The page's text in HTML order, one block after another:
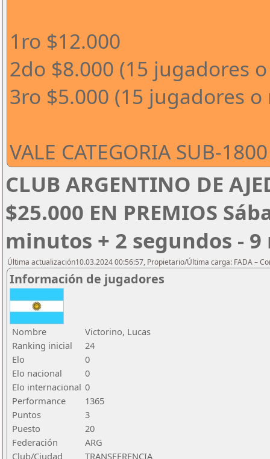
1ro $12.000
2do $8.000 (15 jugadores
3ro $5.000 (15 jugadores o
VALE CATEGORIA SUB-
CLUB ARGENTINO DE
$25.000 EN PREMIOS
minutos + 2 segundos - 9
Última actualización10.03.2024 00:56:57, Propietario/Última carga: FADA –
Información de jugadores
Nombre
Victorino, Lucas
Ranking inicial
24
Elo
0
Elo nacional
0
Elo internacional 0
Performance
1365
Puntos
3
Puesto
20
Federación
ARG
Club/Ciudad
TRANSFERENCIA